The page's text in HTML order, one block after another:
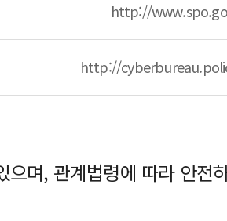
http://
http://
며, 관계법령에 따라 안전